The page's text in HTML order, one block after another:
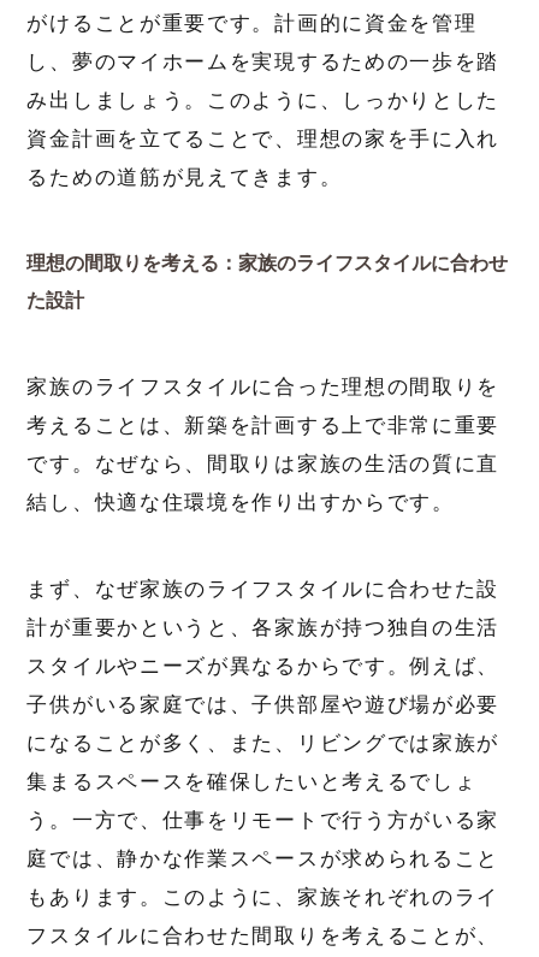
がけることが重要です。計画的に資金を管理
し、夢のマイホームを実現するための一歩を踏
み出しましょう。このように、しっかりとした
資金計画を立てることで、理想の家を手に入れ
るための道筋が見えてきます。
理想の間取りを考える：家族のライフスタイルに合わせ
た設計
家族のライフスタイルに合った理想の間取りを
考えることは、新築を計画する上で非常に重要
です。なぜなら、間取りは家族の生活の質に直
結し、快適な住環境を作り出すからです。
まず、なぜ家族のライフスタイルに合わせた設
計が重要かというと、各家族が持つ独自の生活
スタイルやニーズが異なるからです。例えば、
子供がいる家庭では、子供部屋や遊び場が必要
になることが多く、また、リビングでは家族が
集まるスペースを確保したいと考えるでしょ
う。一方で、仕事をリモートで行う方がいる家
庭では、静かな作業スペースが求められること
もあります。このように、家族それぞれのライ
フスタイルに合わせた間取りを考えることが、